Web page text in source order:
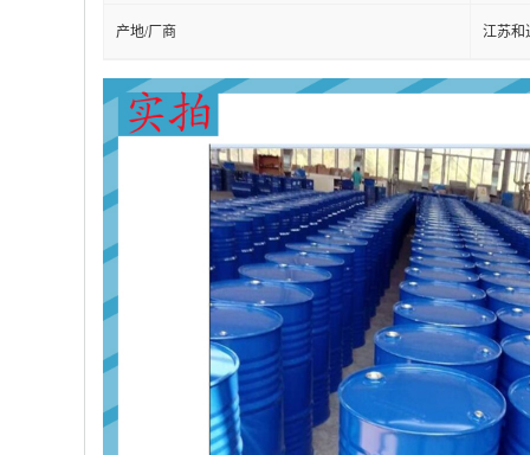
产地/厂商 江苏和